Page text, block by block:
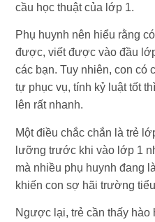
cầu học thuật của lớp 1.
Phụ huynh nên hiểu rằng
được, viết được vào đầu
các bạn. Tuy nhiên, con có
tự phục vụ, tính kỷ luật tốt
lên rất nhanh.
Một điều chắc chắn là trẻ
lưỡng trước khi vào lớp 1
mà nhiều phụ huynh đang
khiến con sợ hãi trường
Ngược lại, trẻ cần thấy